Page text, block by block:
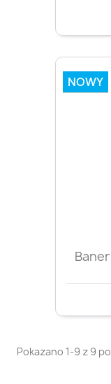
NOWY
Pokazano 1-9 z 9